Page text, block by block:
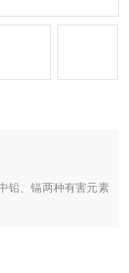
铅、镉两种有害元素
的被测元素的特征谱